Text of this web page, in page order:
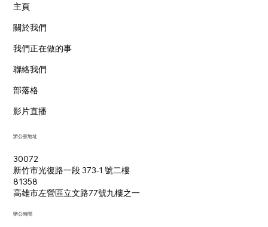
主頁
關於我們
我們正在做的事
聯絡我們
部落格
影片直播
辦公室地址
30072
新竹市光復路一段 373-1 號二樓
81358
​高雄市左營區立文路77號九樓之一
辦公時間